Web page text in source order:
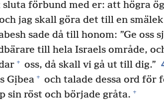
förbund med er: att högra
jag skall göra det till en
sade då till honom: ”Ge oss
till hela Israels område,
+ oss, då skall vi gå ut till dig.”
Gịbea + och talade dessa ord för
sin röst och började gråta. +